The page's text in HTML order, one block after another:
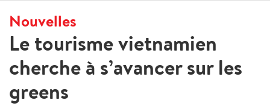
Nouvelles
Le tourisme vietnamien
cherche à s’avancer sur les
greens